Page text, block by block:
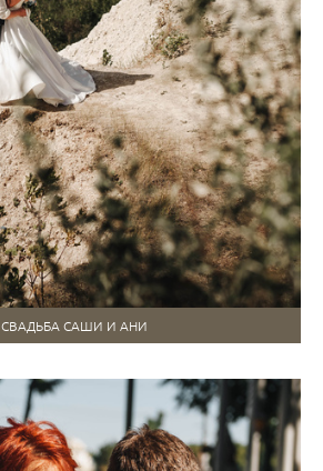
СВАДЬБА САШИ И АНИ